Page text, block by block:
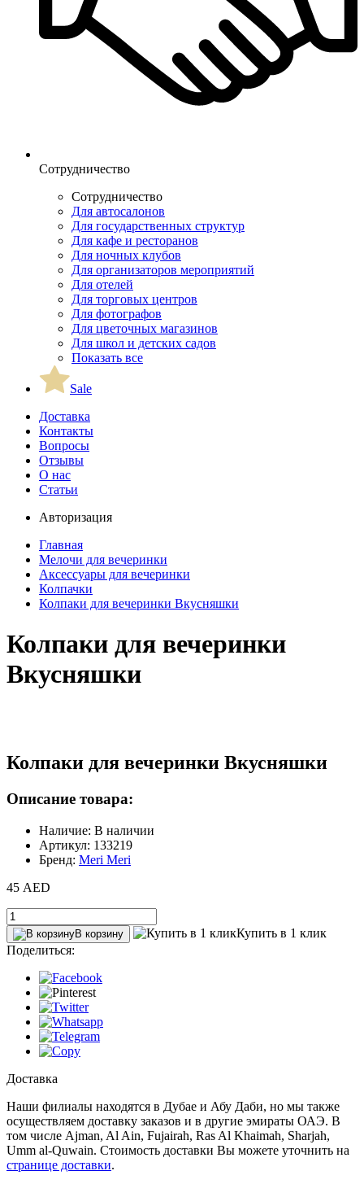
Сотрудничество
Сотрудничество
Для автосалонов
Для государственных структур
Для кафе и ресторанов
Для ночных клубов
Для организаторов мероприятий
Для отелей
Для торговых центров
Для фотографов
Для цветочных магазинов
Для школ и детских садов
Показать все
Sale
Доставка
Контакты
Вопросы
Отзывы
О нас
Статьи
Авторизация
Главная
Мелочи для вечеринки
Аксессуары для вечеринки
Колпачки
Колпаки для вечеринки Вкусняшки
Колпаки для вечеринки
Вкусняшки
Колпаки для вечеринки Вкусняшки
Описание товара:
Наличие: В наличии
Артикул: 133219
Бренд: Meri Meri
45 AED
В корзину
Купить в 1 клик
Поделиться:
Доставка
Наши филиалы находятся в Дубае и Абу Даби, но мы также
осуществляем доставку заказов и в другие эмираты ОАЭ. В
том числе Ajman, Al Ain‎, Fujairah, Ras Al Khaimah, Sharjah,
Umm al-Quwain. Стоимость доставки Вы можете уточнить на
странице доставки.